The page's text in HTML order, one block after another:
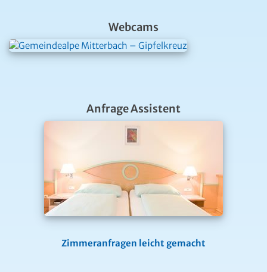
Webcams
Anfrage Assistent
Zimmeranfragen leicht gemacht